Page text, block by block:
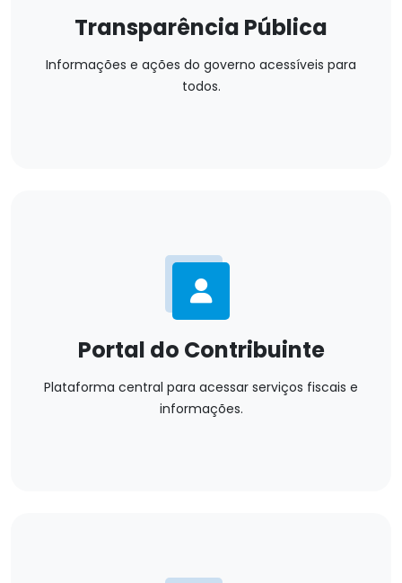
Transparência Pública
Informações e ações do governo acessíveis para
todos.
Portal do Contribuinte
Plataforma central para acessar serviços fiscais e
informações.